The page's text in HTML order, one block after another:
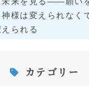
様は変えられなく
られる
カテゴリー